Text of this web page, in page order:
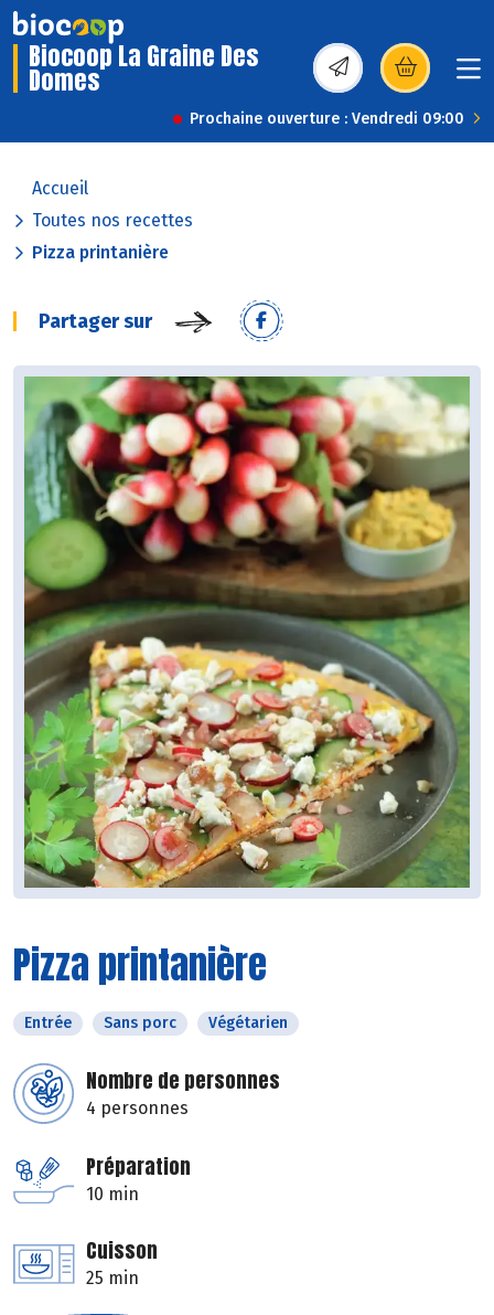
Biocoop La Graine Des
Domes (s’ouvre dans une
Prochaine ouverture : Vendredi 09:00
Accueil
Toutes nos recettes
Pizza printanière
Partager sur
Pizza printanière
Entrée Sans porc Végétarien
Nombre de personnes
4 personnes
Préparation
10 min
Cuisson
25 min